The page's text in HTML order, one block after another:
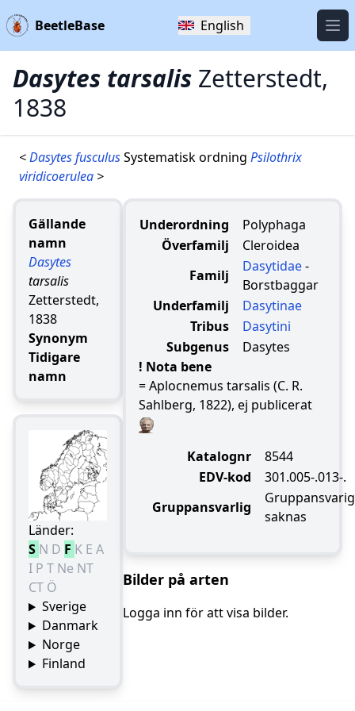
BeetleBase English
Dasytes tarsalis Zetterstedt,
1838
<Dasytes fusculusSystematisk ordning Psilothrix
viridicoerulea >
Gällande
namn
Dasytes
tarsalis
Zetterstedt,
1838
Synonym
Tidigare
namn
Länder:
S N D F K E A
I P T Ne NT
CT Ö
Sverige
Danmark
Norge
Finland
Underordning
Polyphaga
Överfamilj
Cleroidea
Familj
Dasytidae-
Borstbaggar
Underfamilj
Dasytinae
Tribus
Dasytini
Subgenus
Dasytes
! Nota bene
= Aplocnemus tarsalis (C. R.
Sahlberg, 1822), ej publicerat
Katalognr
8544
EDV-kod
301.005-.013-.
Gruppansvarlig
Gruppansvarig
saknas
Bilder på arten
Logga inn för att visa bilder.